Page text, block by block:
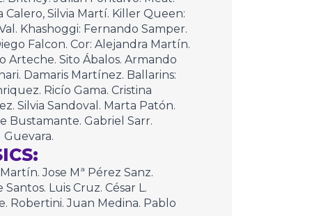
Calero, Silvia Martí. Killer Queen:
Khashoggi: Fernando Samper.
Falcon. Cor: Alejandra Martín.
Arteche. Sito Ábalos. Armando
Damaris Martínez. Ballarins:
Ricío Gama. Cristina
Silvia Sandoval. Marta Patón.
Bustamante. Gabriel Sarr.
Guevara.
Jose Mª Pérez Sanz.
Santos. Luis Cruz. César L.
Robertini. Juan Medina. Pablo